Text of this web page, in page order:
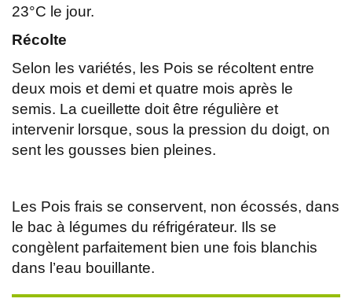
23°C le jour.
Récolte
Selon les variétés, les Pois se récoltent entre
deux mois et demi et quatre mois après le
semis. La cueillette doit être régulière et
intervenir lorsque, sous la pression du doigt, on
sent les gousses bien pleines.
Les Pois frais se conservent, non écossés, dans
le bac à légumes du réfrigérateur. Ils se
congèlent parfaitement bien une fois blanchis
dans l’eau bouillante.